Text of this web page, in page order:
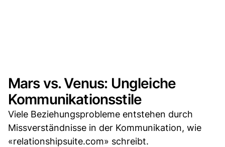
Mars vs. Venus: Ungleiche
Kommunikationsstile
Viele Beziehungsprobleme entstehen durch
Missverständnisse in der Kommunikation, wie
«relationshipsuite.com» schreibt.